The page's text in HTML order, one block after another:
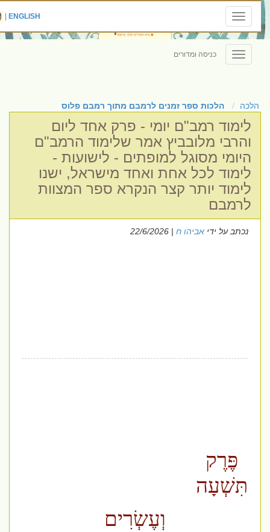
Toggle
navigation
ENGLISH
|
Toggle
navigation
כניסה ומדורים
הלכה הלכות ספר זמנים לרמבם מתוך רמבם פלוס
לימוד רמב"ם יומי - פרק אחד ליום
והרבי מלובביץ אמר שלימוד הרמב"ם
היומי מסוגל למופתים - לישועות -
לימוד לכל אחת ואחד מישראל, ישנו
לימוד יותר קצר הנקרא ספר המצוות
לרמבם
נכתב על ידיאביהו ח| 22/6/2026
פֶּרֶק
תִּשְׁעָה
וְעֶשְׂרִים